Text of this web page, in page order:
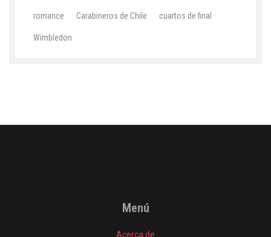
romance Carabineros de Chile cuartos de final
Wimbledon
Menú
Acerca de